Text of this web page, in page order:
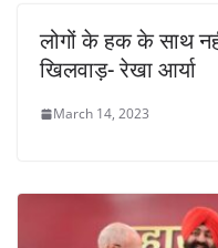
लोगों के हक के साथ
खिलवाड़- रेखा आर्या
March 14, 2023